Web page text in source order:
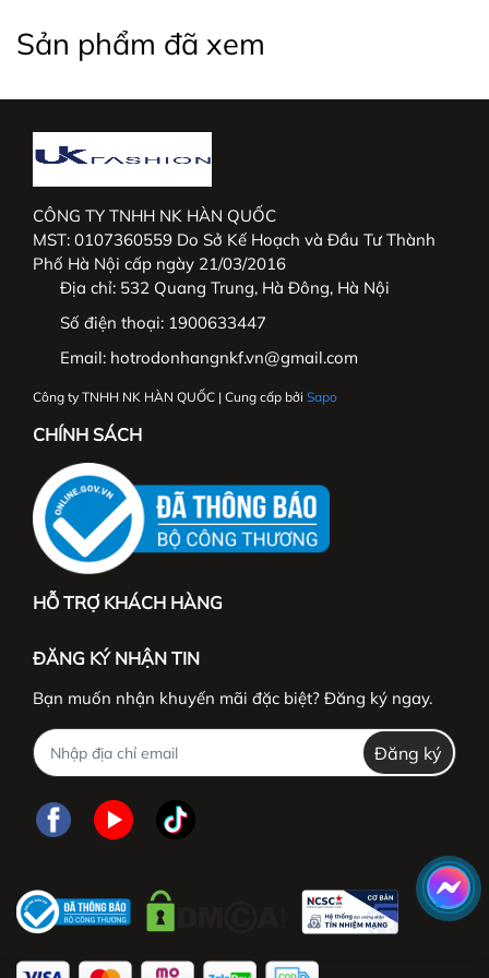
#thoitrangnu #UKFashion #somicongso #aosomi
#somingantay #somicongso #aococtaynu
#somicoctay #sominutrang #sominungantay
#sominucongso #aosomivaihanquoc
#aosomicaocap #aomoi #aosomink #sominugiare
#sominuhanquoc #somitayngan #somiunisex
#somibasic #aosomi #somikieu #somigiare
#somicoctaynu #somidep #sominudep
#somitayngan #somitrang #somiformrong
Sản phẩm đã xem
CÔNG TY TNHH NK HÀN QUỐC
MST: 0107360559 Do Sở Kế Hoạch và Đầu Tư Thành
Phố Hà Nội cấp ngày 21/03/2016
Địa chỉ: 532 Quang Trung, Hà Đông, Hà Nội
Số điện thoại: 1900633447
Email: hotrodonhangnkf.vn@gmail.com
Công ty TNHH NK HÀN QUỐC | Cung cấp bởi Sapo
CHÍNH SÁCH
HỖ TRỢ KHÁCH HÀNG
ĐĂNG KÝ NHẬN TIN
Bạn muốn nhận khuyến mãi đặc biệt? Đăng ký ngay.
Đăng ký